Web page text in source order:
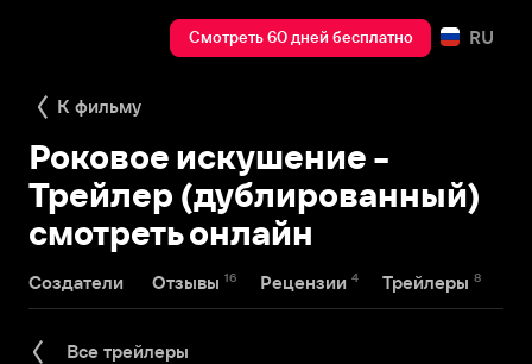
Смотреть 60 дней бесплатно RU
К фильму
Роковое искушение -
Трейлер (дублированный)
смотреть онлайн
Создатели Отзывы 16 Рецензии 4 Трейлеры 8
Все трейлеры